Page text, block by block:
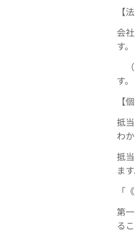
【
会
す
（
す。
【
抵
わ
抵
ます
「
第
る